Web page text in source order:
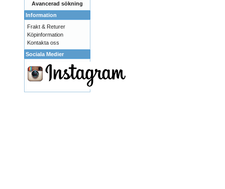
Avancerad sökning
Information
Frakt & Returer
Köpinformation
Kontakta oss
Sociala Medier